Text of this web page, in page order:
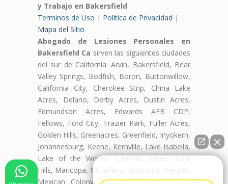
y Trabajo en Bakersfield
Terminos de Uso | Politica de Privacidad |
Mapa del Sitio
Abogado de Lesiones Personales en
Bakersfield Ca sirven las siguientes ciudades
del sur de California: Arvin, Bakersfield, Bear
Valley Springs, Bodfish, Boron, Buttonwillow,
California City, Cherokee Strip, China Lake
Acres, Delano, Derby Acres, Dustin Acres,
Edmundson Acres, Edwards AFB CDP,
Fellows, Ford City, Frazier Park, Fuller Acres,
Golden Hills, Greenacres, Greenfield, Inyokern,
Johannesburg, Keene, Kernville, Lake Isabella,
Lake of the Woods, Lamont, Lebec, Lost
Hills, Maricopa, Mcfarland, McKittrick, Mettler,
Mexican Colony, Mojave, Mountain Mesa,